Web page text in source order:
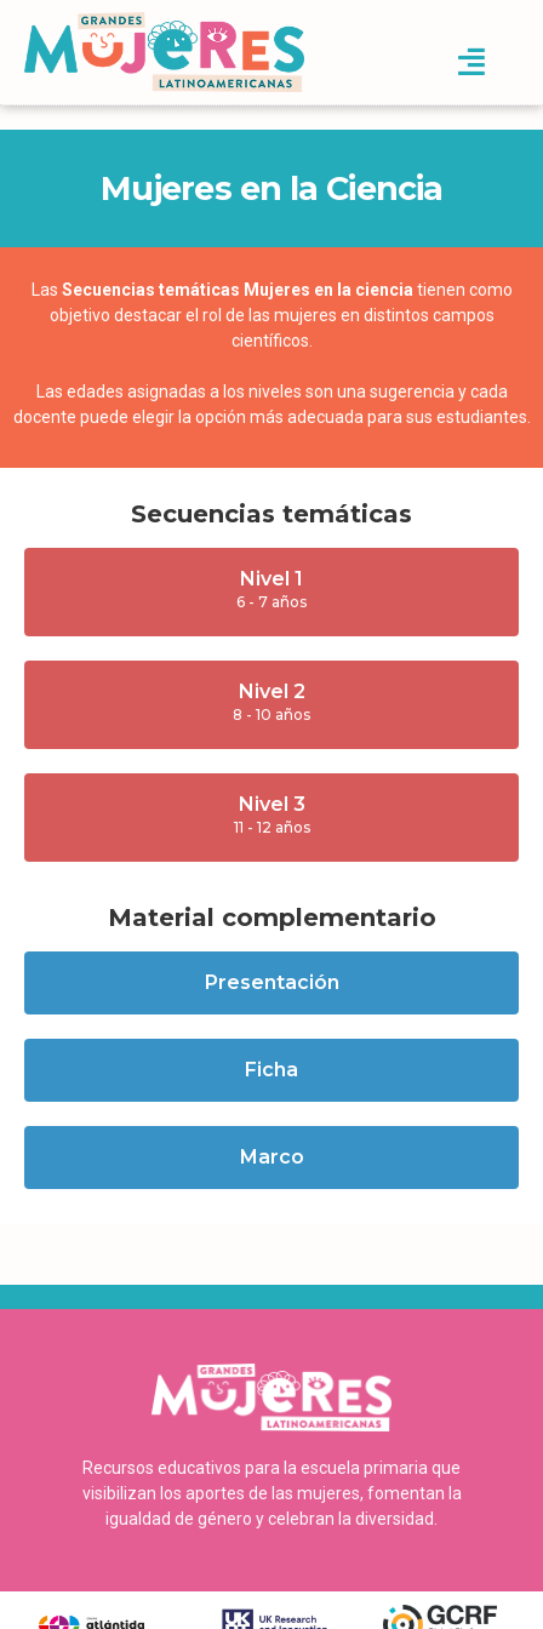
Mujeres en la Ciencia
Las Secuencias temáticas Mujeres en la ciencia tienen como
objetivo destacar el rol de las mujeres en distintos campos
científicos.
Las edades asignadas a los niveles son una sugerencia y cada
docente puede elegir la opción más adecuada para sus estudiantes.
Secuencias temáticas
Nivel 1
6 - 7 años
Nivel 2
8 - 10 años
Nivel 3
11 - 12 años
Material complementario
Presentación
Ficha
Marco
Recursos educativos para la escuela primaria que
visibilizan los aportes de las mujeres, fomentan la
igualdad de género y celebran la diversidad.